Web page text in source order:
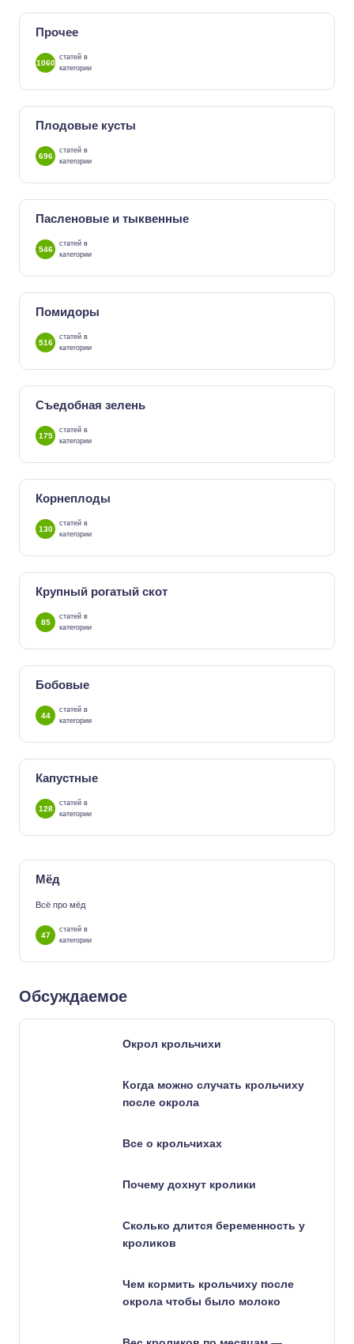
Прочее
1060
статей в
категории
Плодовые кусты
696
статей в
категории
Пасленовые и тыквенные
546
статей в
категории
Помидоры
516
статей в
категории
Съедобная зелень
175
статей в
категории
Корнеплоды
130
статей в
категории
Крупный рогатый скот
85
статей в
категории
Бобовые
44
статей в
категории
Капустные
128
статей в
категории
Мёд
Всё про мёд
47
статей в
категории
Обсуждаемое
Окрол крольчихи
Когда можно случать крольчиху
после окрола
Все о крольчихах
Почему дохнут кролики
Сколько длится беременность у
кроликов
Чем кормить крольчиху после
окрола чтобы было молоко